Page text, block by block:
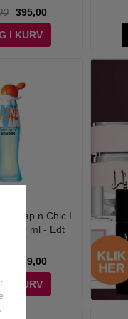
395,00
I KURV
Cheap n Chic I
- 50 ml - Edt
189,00
I KURV